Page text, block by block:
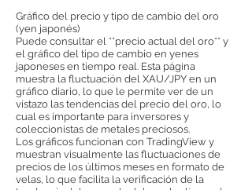
Gráfico del precio y tipo de cambio del oro
(yen japonés)
Puede consultar el **precio actual del oro** y
el gráfico del tipo de cambio en yenes
japoneses en tiempo real. Esta página
muestra la fluctuación del XAU/JPY en un
gráfico diario, lo que le permite ver de un
vistazo las tendencias del precio del oro, lo
cual es importante para inversores y
coleccionistas de metales preciosos.
Los gráficos funcionan con TradingView y
muestran visualmente las fluctuaciones de
precios de los últimos meses en formato de
velas, lo que facilita la verificación de la